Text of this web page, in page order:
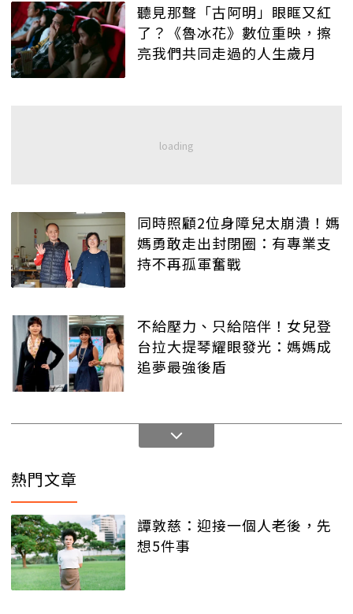
聽見那聲「古阿明」眼眶又紅
了？《魯冰花》數位重映，擦
亮我們共同走過的人生歲月
同時照顧2位身障兒太崩潰！媽
媽勇敢走出封閉圈：有專業支
持不再孤軍奮戰
不給壓力、只給陪伴！女兒登
台拉大提琴耀眼發光：媽媽成
追夢最強後盾
熱門文章
譚敦慈：迎接一個人老後，先
想5件事